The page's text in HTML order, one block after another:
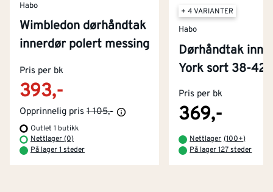
Habo
Wimbledon dørhåndtak
innerdør polert messing
Pris per bk
393,-
Opprinnelig pris 1 105,-
Outlet 1 butikk
Nettlager (0)
På lager 1 steder
+ 4 VARIANTER
Habo
Dørhåndtak inne
York sort 38-42
Pris per bk
369,-
Nettlager (100+)
På lager 127 steder
Kjøpsbetingelser
Betaling
Kontakt oss
Tjenester
Montér Klubb
Om Montér
Byggevarehus og åpningstider
Prismatch